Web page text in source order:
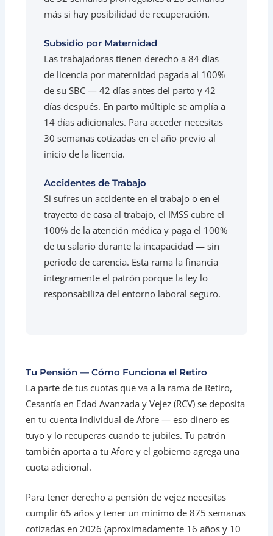
más si hay posibilidad de recuperación.
Subsidio por Maternidad
Las trabajadoras tienen derecho a 84 días
de licencia por maternidad pagada al 100%
de su SBC — 42 días antes del parto y 42
días después. En parto múltiple se amplía a
14 días adicionales. Para acceder necesitas
30 semanas cotizadas en el año previo al
inicio de la licencia.
Accidentes de Trabajo
Si sufres un accidente en el trabajo o en el
trayecto de casa al trabajo, el IMSS cubre el
100% de la atención médica y paga el 100%
de tu salario durante la incapacidad — sin
período de carencia. Esta rama la financia
íntegramente el patrón porque la ley lo
responsabiliza del entorno laboral seguro.
Tu Pensión — Cómo Funciona el Retiro
La parte de tus cuotas que va a la rama de Retiro,
Cesantía en Edad Avanzada y Vejez (RCV) se deposita
en tu cuenta individual de Afore — eso dinero es
tuyo y lo recuperas cuando te jubiles. Tu patrón
también aporta a tu Afore y el gobierno agrega una
cuota adicional.
Para tener derecho a pensión de vejez necesitas
cumplir 65 años y tener un mínimo de 875 semanas
cotizadas en 2026 (aproximadamente 16 años y 10